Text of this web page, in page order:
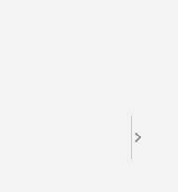
Kindheit
das